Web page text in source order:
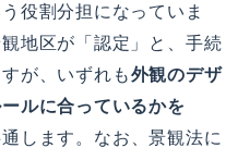
役割分担になっていま
地区が「認定」と、手続
が、いずれも外観のデザ
ルに合っているかを
します。なお、景観法に